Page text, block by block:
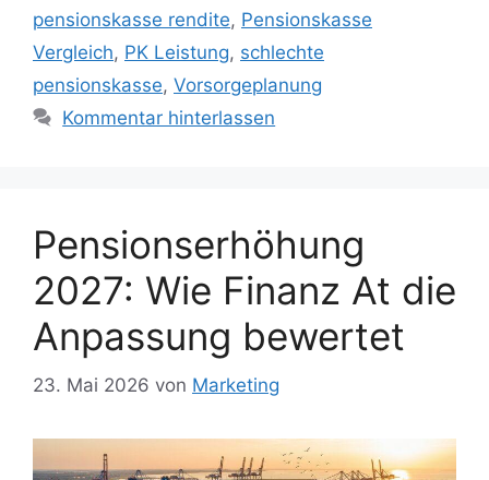
pensionskasse rendite, Pensionskasse
Vergleich, PK Leistung, schlechte
pensionskasse, Vorsorgeplanung
Kommentar hinterlassen
Pensionserhöhung
2027: Wie Finanz At die
Anpassung bewertet
23. Mai 2026 von Marketing